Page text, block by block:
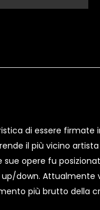
di essere firmate
il più vicino
sue opere fu
down. Attualmente
più brutto della